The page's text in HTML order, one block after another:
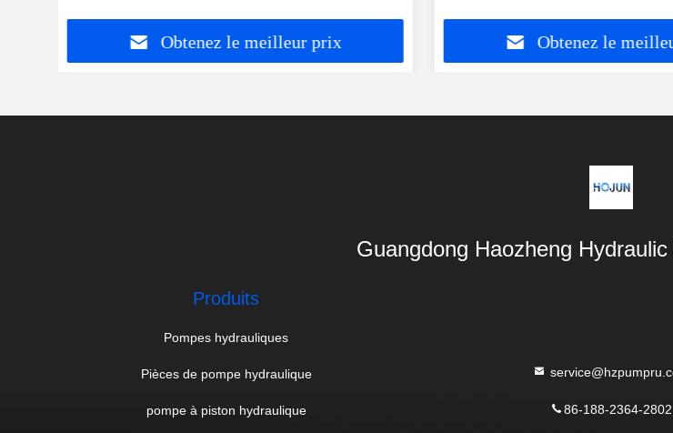
Obtenez le meilleur prix Obtenez le
Guangdong Haozheng
Produits
Pompes hydrauliques
Pièces de pompe hydraulique
pompe à piston hydraulique 86-188-2364-2802